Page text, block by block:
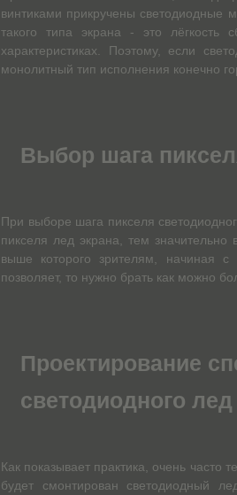
винтиками прикручены светодиодные
такого типа экрана - это
характеристиках. Поэтому, если
монолитный тип исполнения конечно
Выбор шага
При выборе шага пикселя
пикселя лед экрана, тем
выше которого зрителям, начиная с
позволяет, то нужно брать как можно
Проектирование
светодиодного
Как показывает практика, очень часто
будет смонтирован светодиодный